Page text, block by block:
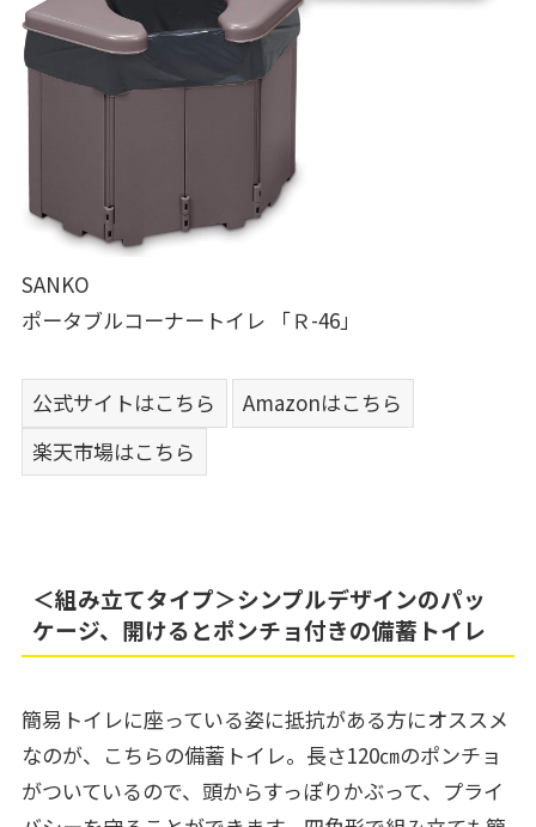
SANKO
ポータブルコーナートイレ 「Ｒ-46」
公式サイトはこちら
Amazonはこちら
楽天市場はこちら
＜組み立てタイプ＞シンプルデザインのパッ
ケージ、開けるとポンチョ付きの備蓄トイレ
簡易トイレに座っている姿に抵抗がある方にオススメ
なのが、こちらの備蓄トイレ。長さ120㎝のポンチョ
がついているので、頭からすっぽりかぶって、プライ